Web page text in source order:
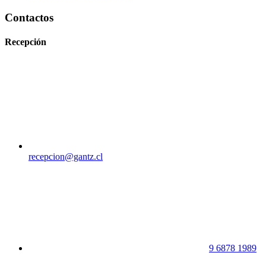
Contactos
Recepción
recepcion@gantz.cl
9 6878 1989